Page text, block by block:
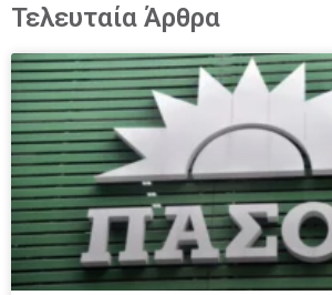
Τελευταία Άρθρα